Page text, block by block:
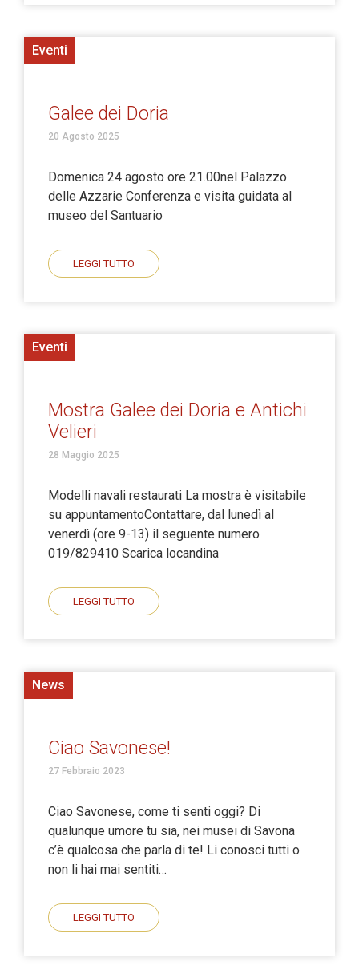
Eventi
Galee dei Doria
20 Agosto 2025
Domenica 24 agosto ore 21.00nel Palazzo
delle Azzarie Conferenza e visita guidata al
museo del Santuario
LEGGI TUTTO
Eventi
Mostra Galee dei Doria e Antichi
Velieri
28 Maggio 2025
Modelli navali restaurati La mostra è visitabile
su appuntamentoContattare, dal lunedì al
venerdì (ore 9-13) il seguente numero
019/829410 Scarica locandina
LEGGI TUTTO
News
Ciao Savonese!
27 Febbraio 2023
Ciao Savonese, come ti senti oggi? Di
qualunque umore tu sia, nei musei di Savona
c’è qualcosa che parla di te! Li conosci tutti o
non li hai mai sentiti…
LEGGI TUTTO